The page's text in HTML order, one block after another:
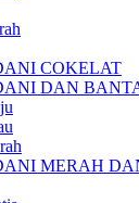
COKELAT
DAN
MERAH